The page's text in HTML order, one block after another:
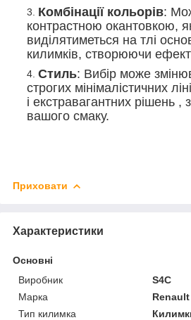
Комбінації кольорів:
контрастною окантовкою,
виділятиметься на тлі
килимків, створюючи
Стиль: Вибір може
строгих мінімалістичних
і екстравагантних рішень ,
вашого смаку.
Приховати
Характеристики
Основні
Виробник
S4C
Марка
Renault
Тип килимка